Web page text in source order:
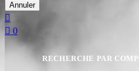
Annuler

 0
RECHERCHE PAR